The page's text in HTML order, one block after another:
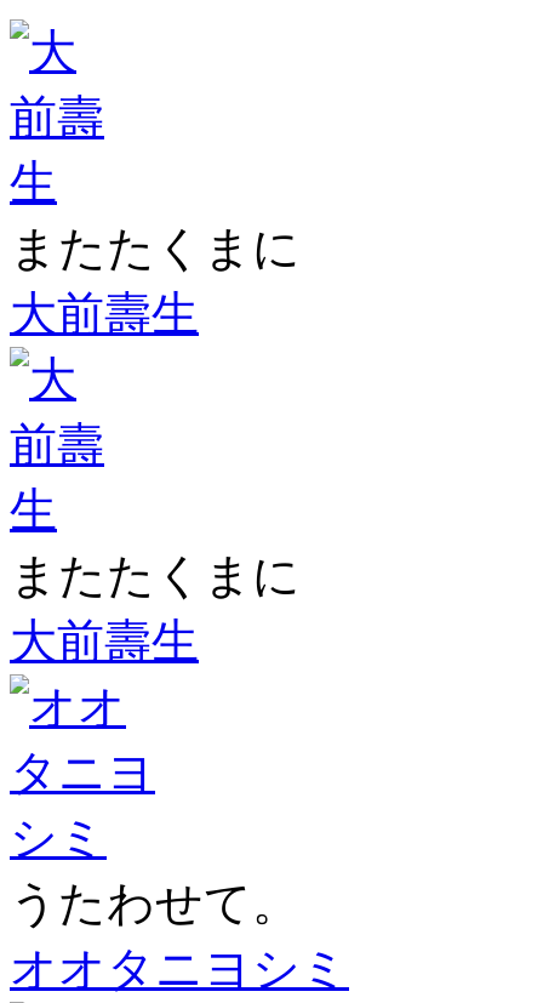
またたくまに
大前壽生
またたくまに
大前壽生
うたわせて。
オオタニヨシミ